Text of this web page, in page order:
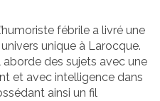
fébrile a livré une
unique à Larocque.
des sujets avec une
et avec intelligence dans
ainsi un fil